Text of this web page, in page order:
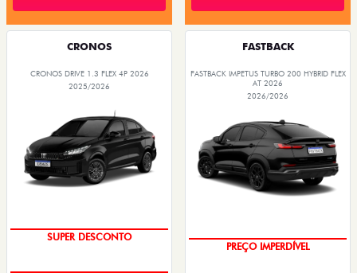
CRONOS
CRONOS DRIVE 1.3 FLEX 4P 2026
2025/2026
SUPER DESCONTO
FASTBACK
FASTBACK IMPETUS TURBO 200 HYBRID FLEX
AT 2026
2026/2026
PREÇO IMPERDÍVEL